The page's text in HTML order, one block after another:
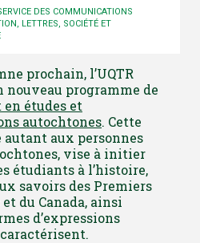
DES COMMUNICATIONS
LETTRES
SOCIÉTÉ ET
prochain, l’UQTR
nouveau programme de
études et
autochtones. Cette
aux personnes
vise à initier
étudiants à l’histoire,
savoirs des Premiers
du Canada, ainsi
d’expressions